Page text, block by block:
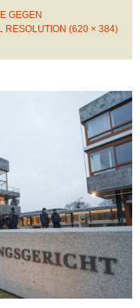
GEGEN
RESOLUTION (620 × 384)